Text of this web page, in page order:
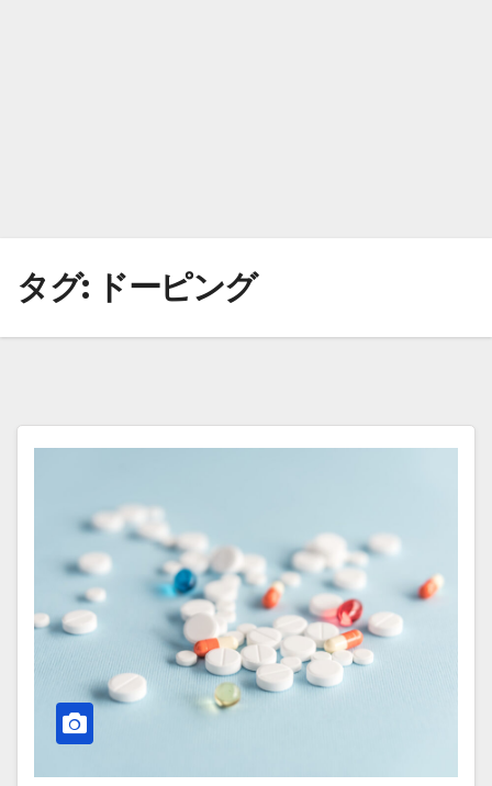
タグ: ドーピング